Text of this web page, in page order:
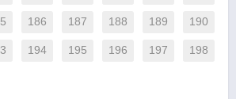
186 187 188 189 190
194 195 196 197 198